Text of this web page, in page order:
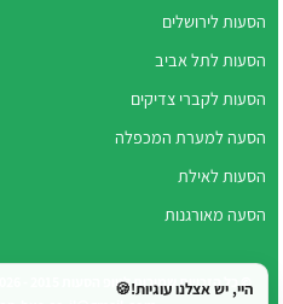
הסעות לירושלים
הסעות לתל אביב
הסעות לקברי צדיקים
הסעה למערת המכפלה
הסעות לאילת
הסעה מאורגנות
היי, יש אצלנו עוגיות!🍪